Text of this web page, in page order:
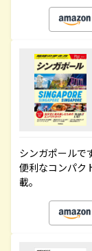
シンガポールで
便利なコンパク
載。